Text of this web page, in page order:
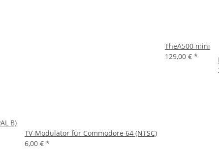
B)
TV-Modulator für Commodore 64 (NTSC)
6,00 € *
TheA500 mini
129,00 € *